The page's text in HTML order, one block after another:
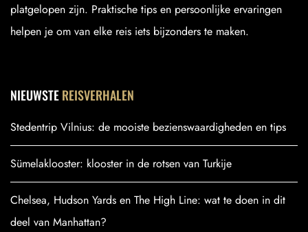
platgelopen zijn. Praktische tips en persoonlijke ervaringen
helpen je om van elke reis iets bijzonders te maken.
NIEUWSTEREISVERHALEN
Stedentrip Vilnius: de mooiste bezienswaardigheden en tips
Sümelaklooster: klooster in de rotsen van Turkije
Chelsea, Hudson Yards en The High Line: wat te doen in dit
deel van Manhattan?